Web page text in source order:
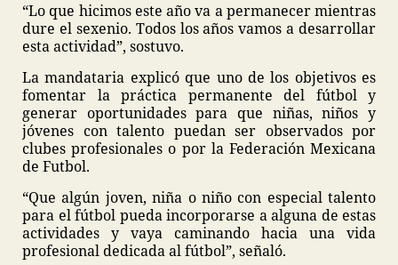
“Lo que hicimos este año va a permanecer mientras
dure el sexenio. Todos los años vamos a desarrollar
esta actividad”, sostuvo.
La mandataria explicó que uno de los objetivos es
fomentar la práctica permanente del fútbol y
generar oportunidades para que niñas, niños y
jóvenes con talento puedan ser observados por
clubes profesionales o por la Federación Mexicana
de Futbol.
“Que algún joven, niña o niño con especial talento
para el fútbol pueda incorporarse a alguna de estas
actividades y vaya caminando hacia una vida
profesional dedicada al fútbol”, señaló.